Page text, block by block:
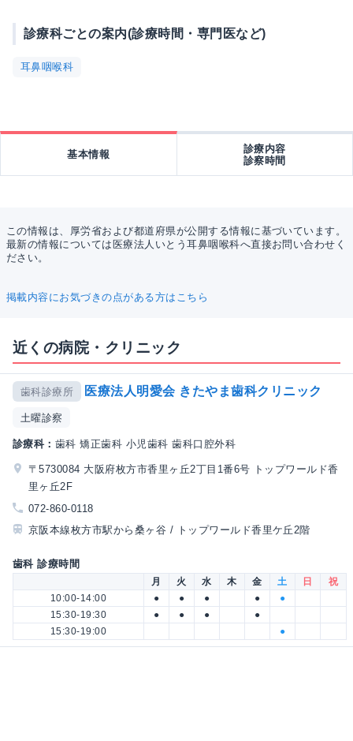
診療科ごとの案内(診療時間・専門医など)
耳鼻咽喉科
基本情報
診療内容
診察時間
この情報は、厚労省および都道府県が公開する情報に基づいています。
最新の情報については医療法人いとう耳鼻咽喉科へ直接お問い合わせく
ださい。
掲載内容にお気づきの点がある方はこちら
近くの病院・クリニック
歯科診療所 医療法人明愛会 きたやま歯科クリニック
土曜診察
診療科： 歯科 矯正歯科 小児歯科 歯科口腔外科
〒5730084 大阪府枚方市香里ヶ丘2丁目1番6号 トップワールド香
里ヶ丘2F
072-860-0118
京阪本線枚方市駅から桑ヶ谷 / トップワールド香里ケ丘2階
歯科 診療時間
月 火 水 木 金 土 日
祝
10:00-14:00
● ● ● ●
●
15:30-19:30
● ● ●
●
15:30-19:00
●